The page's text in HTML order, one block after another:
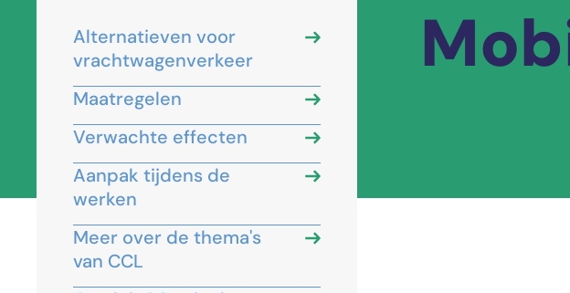
Alternatieven voor
vrachtwagenverkeer
Maatregelen
Verwachte effecten
Aanpak tijdens de
werken
Meer over de thema's
van CCL